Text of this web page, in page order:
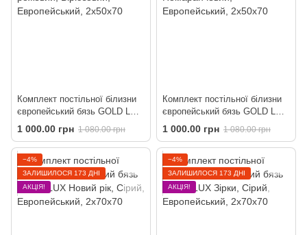
Комплект постільної білизни
європейський бязь GOLD LUX
Фламінго рожевий
1 000.00 грн 1 080.00 грн
Комплект постільної білизни
європейський бязь GOLD LUX
Ретро
1 000.00 грн 1 080.00 грн
−4%
ЗАЛИШИЛОСЯ 173 ДНІ
АКЦІЯ!
−4%
ЗАЛИШИЛОСЯ 173 ДНІ
АКЦІЯ!